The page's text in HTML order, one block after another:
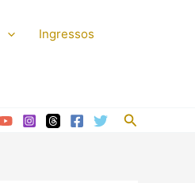
Ingressos
Pesquisar